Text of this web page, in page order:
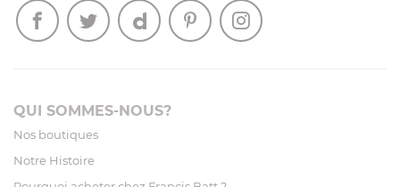
QUI SOMMES-NOUS?
Nos boutiques
Notre Histoire